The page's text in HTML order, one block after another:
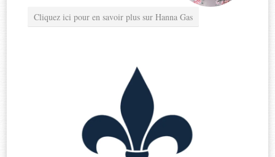
Cliquez ici pour en savoir plus sur Hanna Gas